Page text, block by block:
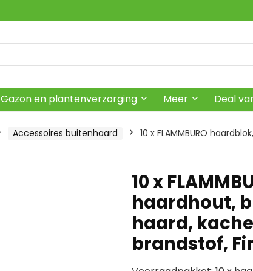
Gazon en plantenverzorging Meer Deal
Accessoires buitenhaard
10 x FLAMMBURO
10 x
haardhout,
haard,
brandstof,